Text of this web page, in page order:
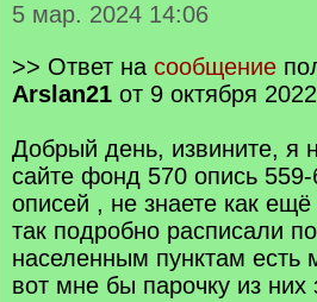
5 мар. 2024 14:06
>> Ответ на сообщение
Arslan21 от 9 октября
Добрый день, извините, я
сайте фонд 570 опись 559-
описей , не знаете как
так подробно расписали
населенным пунктам есть
вот мне бы парочку из них